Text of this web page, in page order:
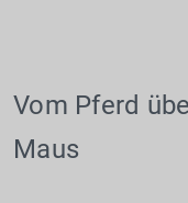
Vom Pferd
Maus